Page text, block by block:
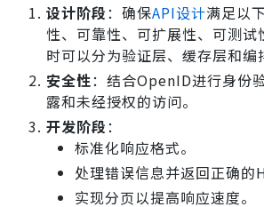
设计阶段：确保API设计满足以
性、可靠性、可扩展性、可测试
时可以分为验证层、缓存层和编
安全性：结合OpenID进行身份
露和未经授权的访问。
开发阶段：
标准化响应格式。
处理错误信息并返回正确的
实现分页以提高响应速度。